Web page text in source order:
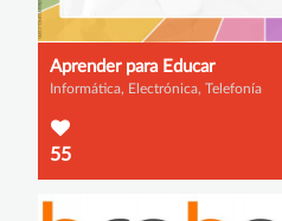
Aprender para Educar
Informática, Electrónica, Telefonía
55